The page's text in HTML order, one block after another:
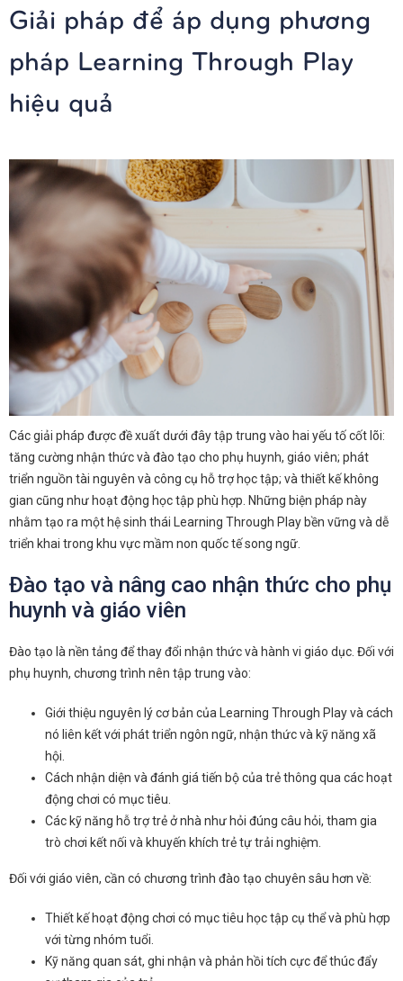
Giải pháp để áp dụng phương
pháp Learning Through Play
hiệu quả
Các giải pháp được đề xuất dưới đây tập trung vào hai yếu tố cốt lõi:
tăng cường nhận thức và đào tạo cho phụ huynh, giáo viên; phát
triển nguồn tài nguyên và công cụ hỗ trợ học tập; và thiết kế không
gian cũng như hoạt động học tập phù hợp. Những biện pháp này
nhằm tạo ra một hệ sinh thái Learning Through Play bền vững và dễ
triển khai trong khu vực mầm non quốc tế song ngữ.
Đào tạo và nâng cao nhận thức cho phụ
huynh và giáo viên
Đào tạo là nền tảng để thay đổi nhận thức và hành vi giáo dục. Đối với
phụ huynh, chương trình nên tập trung vào:
Giới thiệu nguyên lý cơ bản của Learning Through Play và cách
nó liên kết với phát triển ngôn ngữ, nhận thức và kỹ năng xã
hội.
Cách nhận diện và đánh giá tiến bộ của trẻ thông qua các hoạt
động chơi có mục tiêu.
Các kỹ năng hỗ trợ trẻ ở nhà như hỏi đúng câu hỏi, tham gia
trò chơi kết nối và khuyến khích trẻ tự trải nghiệm.
Đối với giáo viên, cần có chương trình đào tạo chuyên sâu hơn về:
Thiết kế hoạt động chơi có mục tiêu học tập cụ thể và phù hợp
với từng nhóm tuổi.
Kỹ năng quan sát, ghi nhận và phản hồi tích cực để thúc đẩy